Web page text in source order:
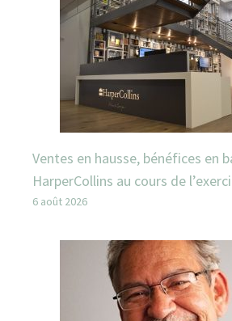
Ventes en hausse, bénéfices en
HarperCollins au cours de
6 août 2026